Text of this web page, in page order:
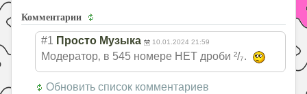
Комментарии
#1 Просто Музыка 10.01.2024 21:59
Модератор‚ в 545 номере НЕТ дроби ²/₇.
Обновить список комментариев